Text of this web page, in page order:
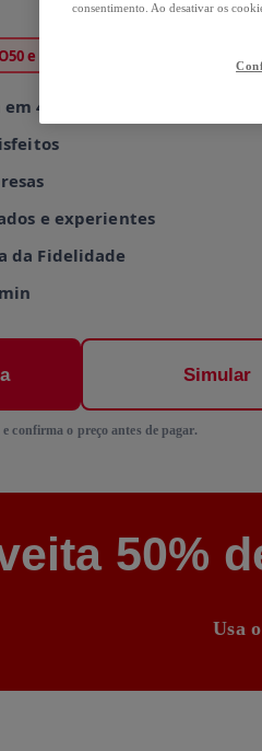
e paga só 1,00€ no 1º pedido
4h
e experientes
da Fidelidade
Simular
confirma o preço antes de pagar.
50%
Usa
consentimento. Ao desativar os